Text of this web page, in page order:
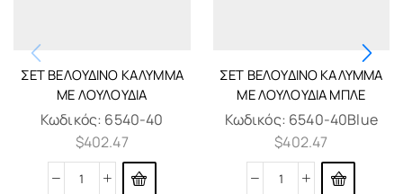
ΣΈΤ ΒΕΛΟΎΔΙΝΟ ΚΆΛΥΜΜΑ
ΜΕ ΛΟΥΛΟΎΔΙΑ
Κωδικός: 6540-40
$402.47
ΣΈΤ ΒΕΛΟΎΔΙΝΟ ΚΆΛΥΜΜΑ
ΜΕ ΛΟΥΛΟΎΔΙΑ ΜΠΛΈ
Κωδικός: 6540-40Blue
$402.47